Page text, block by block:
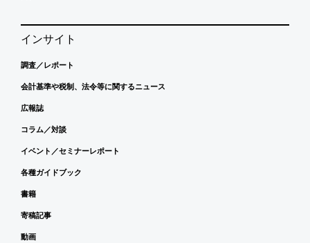
インサイト
調査／レポート
会計基準や税制、法令等に関するニュース
広報誌
コラム／対談
イベント／セミナーレポート
各種ガイドブック
書籍
寄稿記事
動画